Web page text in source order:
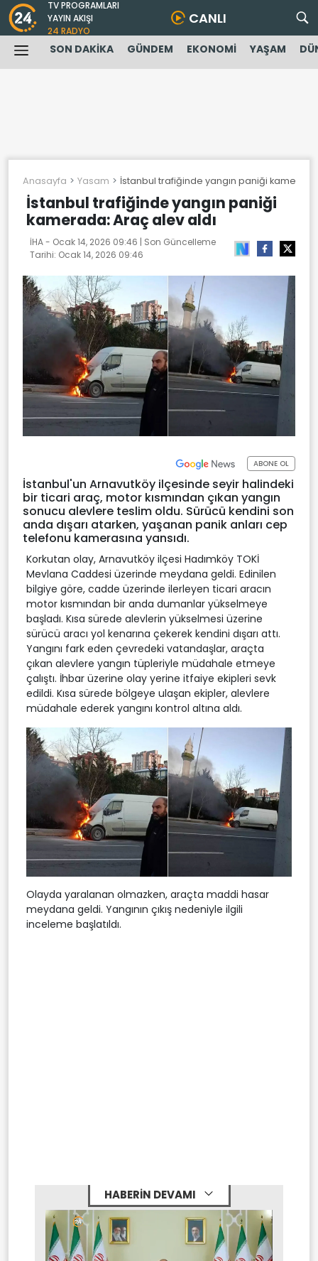
TV PROGRAMLARI
YAYIN AKIŞI
24 RADYO
CANLI
SON DAKİKA GÜNDEM EKONOMİ YAŞAM
Anasayfa Yasam İstanbul trafiğinde yangın paniği
İstanbul trafiğinde yangın paniği
kamerada: Araç alev aldı
İHA - Ocak 14, 2026 09:46 | Son Güncelleme
Tarihi: Ocak 14, 2026 09:46
ABONE OL
İstanbul'un Arnavutköy ilçesinde seyir halindeki
bir ticari araç, motor kısmından çıkan yangın
sonucu alevlere teslim oldu. Sürücü kendini son
anda dışarı atarken, yaşanan panik anları cep
telefonu kamerasına yansıdı.
Korkutan olay, Arnavutköy ilçesi Hadımköy TOKİ
Mevlana Caddesi üzerinde meydana geldi. Edinilen
bilgiye göre, cadde üzerinde ilerleyen ticari aracın
motor kısmından bir anda dumanlar yükselmeye
başladı. Kısa sürede alevlerin yükselmesi üzerine
sürücü aracı yol kenarına çekerek kendini dışarı attı.
Yangını fark eden çevredeki vatandaşlar, araçta
çıkan alevlere yangın tüpleriyle müdahale etmeye
çalıştı. İhbar üzerine olay yerine itfaiye ekipleri sevk
edildi. Kısa sürede bölgeye ulaşan ekipler, alevlere
müdahale ederek yangını kontrol altına aldı.
Olayda yaralanan olmazken, araçta maddi hasar
meydana geldi. Yangının çıkış nedeniyle ilgili
inceleme başlatıldı.
HABERİN DEVAMI